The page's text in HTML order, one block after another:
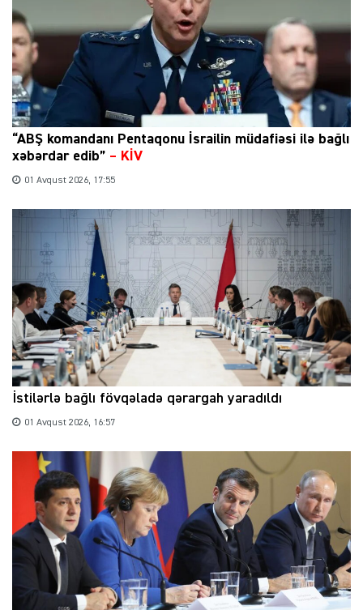
“ABŞ komandanı Pentaqonu İsrailin müdafiəsi ilə bağlı
xəbərdar edib” – KİV
01 Avqust 2026, 17:55
İstilərlə bağlı fövqəladə qərargah yaradıldı
01 Avqust 2026, 16:57